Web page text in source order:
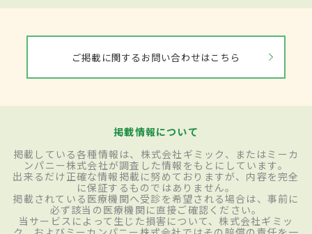
ご掲載に関するお問い合わせはこちら
掲載情報について
掲載している各種情報は、株式会社ギミック、またはミーカ
ンパニー株式会社が調査した情報をもとにしています。
出来るだけ正確な情報掲載に努めておりますが、内容を完全
に保証するものではありません。
掲載されている医療機関へ受診を希望される場合は、事前に
必ず該当の医療機関に直接ご確認ください。
当サービスによって生じた損害について、株式会社ギミッ